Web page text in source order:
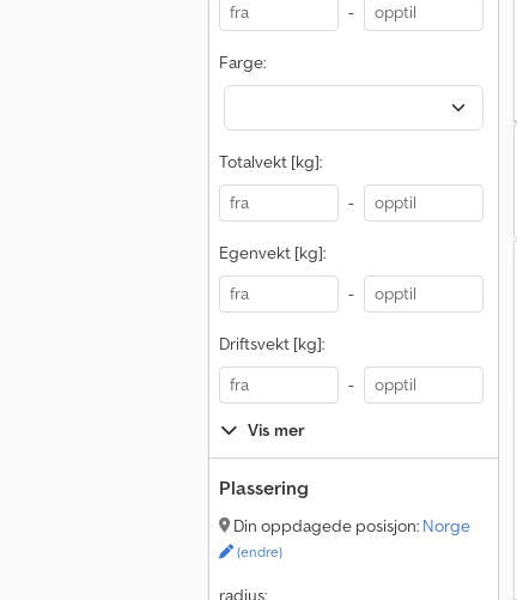
-
Farge:
Totalvekt [kg]:
-
Egenvekt [kg]:
-
Driftsvekt [kg]:
-
Vis mer
Plassering
Din oppdagede posisjon: Norge
(endre)
radius:
Bobcat E26 Giant Traktor